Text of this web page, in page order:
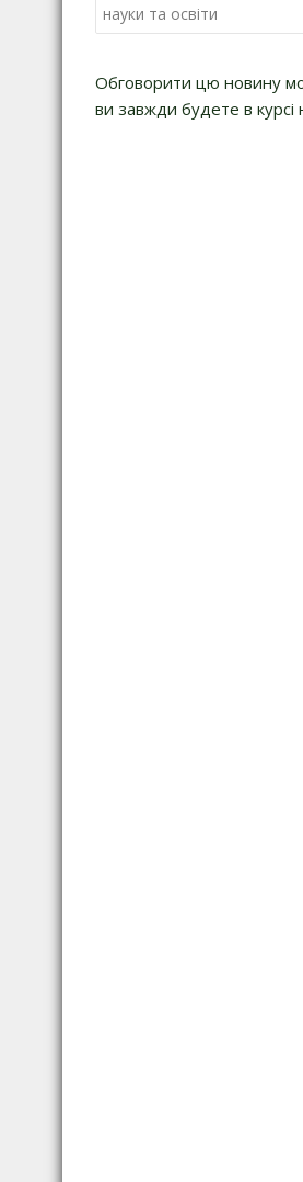
науки та освіти
Обговорити цю новину
ви завжди будете в курсі